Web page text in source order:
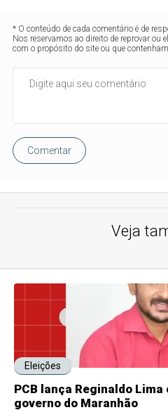
* O conteúdo de cada comentário é de
Nos reservamos ao direito de reprovar ou
com o propósito do site ou que
Comentar
Veja
Eleições
PCB lança Reginaldo
governo do Maranhão